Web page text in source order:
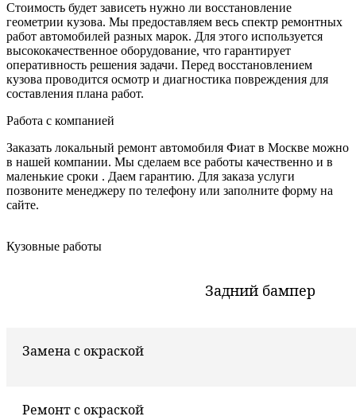
Стоимость будет зависеть нужно ли восстановление
геометрии кузова. Мы предоставляем весь спектр ремонтных
работ автомобилей разных марок. Для этого используется
высококачественное оборудование, что гарантирует
оперативность решения задачи. Перед восстановлением
кузова проводится осмотр и диагностика повреждения для
составления плана работ.
Работа с компанией
Заказать локальный ремонт автомобиля Фиат в Москве можно
в нашей компании. Мы сделаем все работы качественно и в
маленькие сроки . Даем гарантию. Для заказа услуги
позвоните менеджеру по телефону или заполните форму на
сайте.
Кузовные работы
Задний бампер
Замена с окраской
Ремонт с окраской